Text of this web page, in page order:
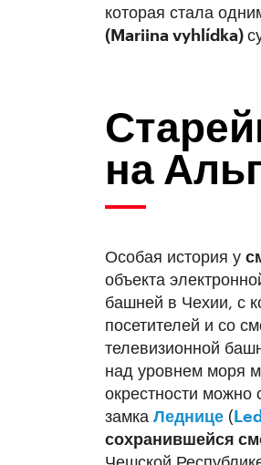
которая стала
(Mariina vyhlídka)
на
Особая история у
объекта
башней в Чехии, с
посетителей и со
телевизионной
над уровнем моря
окрестности
замка Леднице (
сохранившейся